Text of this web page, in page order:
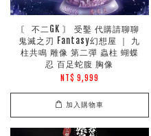
〘 不二GK 〙 受鑿 代購請聊聊
鬼滅之刃 Fantasy幻想屋 ｜ 九
柱共鳴 雕像 第二彈 蟲柱 蝴蝶
忍 百足蛇腹 胸像
NT$ 9,999
加入購物車